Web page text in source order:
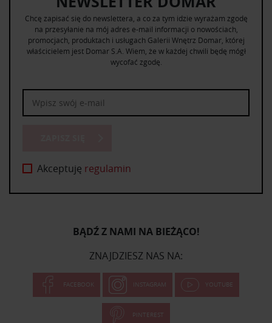
Chcę zapisać się do newslettera, a co za tym idzie wyrażam zgodę
na przesyłanie na mój adres e-mail informacji o nowościach,
promocjach, produktach i usługach Galerii Wnętrz Domar, której
właścicielem jest Domar S.A. Wiem, że w każdej chwili będę mógł
wycofać zgodę.
Akceptuję regulamin
BĄDŹ Z NAMI NA BIEŻĄCO!
ZNAJDZIESZ NAS NA:
FACEBOOK INSTAGRAM YOUTUBE
PINTEREST